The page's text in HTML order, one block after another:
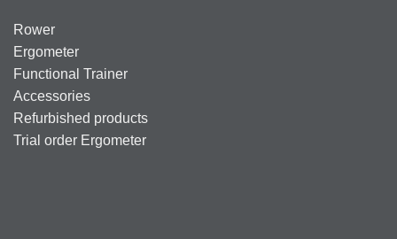
Rower
Ergometer
Functional Trainer
Accessories
Refurbished products
Trial order Ergometer